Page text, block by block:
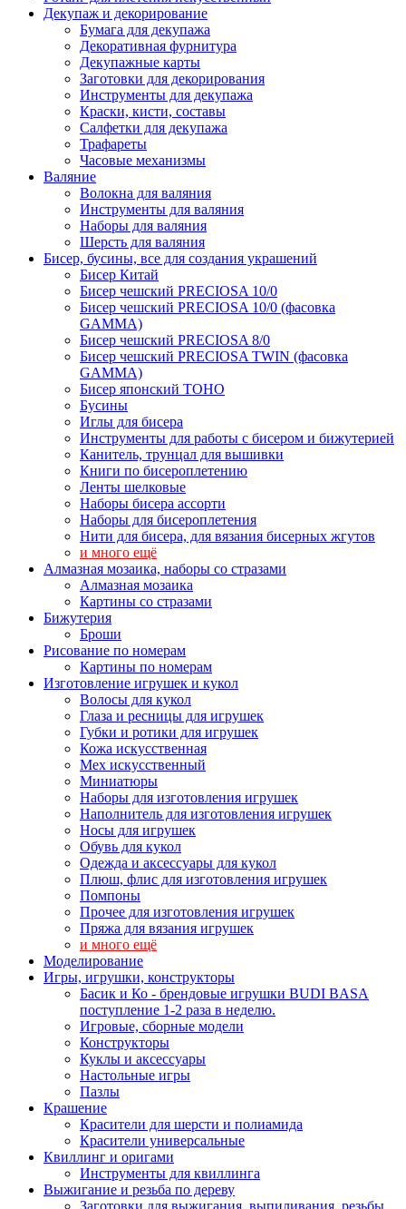
Декупаж и декорирование
Бумага для декупажа
Декоративная фурнитура
Декупажные карты
Заготовки для декорирования
Инструменты для декупажа
Краски, кисти, составы
Салфетки для декупажа
Трафареты
Часовые механизмы
Валяние
Волокна для валяния
Инструменты для валяния
Наборы для валяния
Шерсть для валяния
Бисер, бусины, все для создания украшений
Бисер Китай
Бисер чешский PRECIOSA 10/0
Бисер чешский PRECIOSA 10/0 (фасовка
GAMMA)
Бисер чешский PRECIOSA 8/0
Бисер чешский PRECIOSA TWIN (фасовка
GAMMA)
Бисер японский TOHO
Бусины
Иглы для бисера
Инструменты для работы с бисером и бижутерией
Канитель, трунцал для вышивки
Книги по бисероплетению
Ленты шелковые
Наборы бисера ассорти
Наборы для бисероплетения
Нити для бисера, для вязания бисерных жгутов
и много ещё
Алмазная мозаика, наборы со стразами
Алмазная мозаика
Картины co стразами
Бижутерия
Броши
Рисование по номерам
Картины по номерам
Изготовление игрушек и кукол
Волосы для кукол
Глаза и ресницы для игрушек
Губки и ротики для игрушек
Кожа искусственная
Мех искусственный
Миниатюры
Наборы для изготовления игрушек
Наполнитель для изготовления игрушек
Носы для игрушек
Обувь для кукол
Одежда и аксессуары для кукол
Плюш, флис для изготовления игрушек
Помпоны
Прочее для изготовления игрушек
Пряжа для вязания игрушек
и много ещё
Моделирование
Игры, игрушки, конструкторы
Басик и Ко - брендовые игрушки BUDI BASA
поступление 1-2 раза в неделю.
Игровые, сборные модели
Конструкторы
Куклы и аксессуары
Настольные игры
Пазлы
Крашение
Красители для шерсти и полиамида
Красители универсальные
Квиллинг и оригами
Инструменты для квиллинга
Выжигание и резьба по дереву
Заготовки для выжигания, выпиливания, резьбы